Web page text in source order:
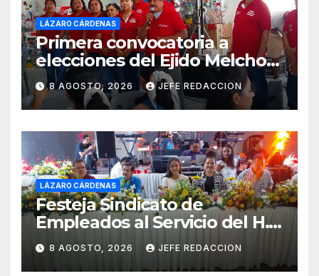
LÁZARO CÁRDENAS
Primera convocatoria a
elecciones del Ejido Melchor
Ocampo en Lázaro Cárdenas
el domingo
8 AGOSTO, 2026 JEFE REDACCION
LÁZARO CÁRDENAS
Festeja Sindicato de
Empleados al Servicio del H.
Ayuntamiento de LZC Día del
Empleado Municipal
8 AGOSTO, 2026 JEFE REDACCION